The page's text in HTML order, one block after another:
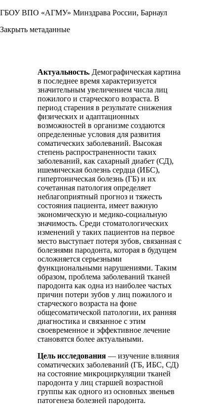
ГБОУ ВПО «АГМУ» Минздрава России, Барнаул
Закрыть метаданные
Актуальность. Демографическая картина
в последнее время характеризуется
значительным увеличением числа лиц
пожилого и старческого возраста. В
период старения в результате снижения
физических и адаптационных
возможностей в организме создаются
определенные условия для развития
соматических заболеваний. Высокая
степень распространенности таких
заболеваний, как сахарный диабет (СД),
ишемическая болезнь сердца (ИБС),
гипертоническая болезнь (ГБ) и их
сочетанная патология определяет
неблагоприятный прогноз и тяжесть
состояния пациента, имеет важную
экономическую и медико-социальную
значимость. Среди стоматологических
изменений у таких пациентов на первое
место выступает потеря зубов, связанная с
болезнями пародонта, которая в будущем
осложняется серьезными
функциональными нарушениями. Таким
образом, проблема заболеваний тканей
пародонта как одна из наиболее частых
причин потери зубов у лиц пожилого и
старческого возраста на фоне
общесоматической патологии, их ранняя
диагностика и связанное с этим
своевременное и эффективное лечение
становятся более актуальными.
Цель исследования— изучение влияния
соматических заболеваний (ГБ, ИБС, СД)
на состояние микроциркуляции тканей
пародонта у лиц старшей возрастной
группы как одного из основных звеньев
патогенеза болезней пародонта.